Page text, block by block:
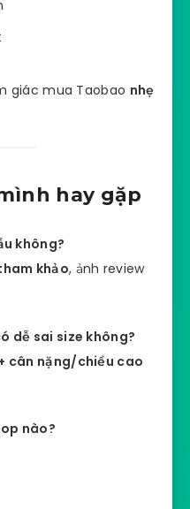
giác mua Taobao nhẹ
hay gặp
không?
khảo, ảnh review
dễ sai size không?
cân nặng/chiều cao
nào?